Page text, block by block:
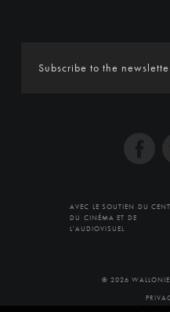
AVEC LE SOUTIEN DU
DU CINÉMA ET DE
L'AUDIOVISUEL
© 2026